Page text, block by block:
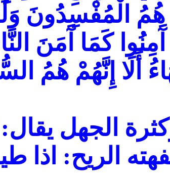
هُمُ الْمُفْسِدُونَ
كَمَا آَمَنَ
أَلَا إِنَّهُمْ هُمُ
الجهل
الريح: اذا